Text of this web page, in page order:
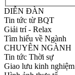
DIỄN ĐÀN
Tin tức từ BQT
Giải trí - Relax
Tìm hiểu về Ngành
CHUYÊN NGÀNH
Tin tức Thời sự
Giao lưu kinh nghiệm